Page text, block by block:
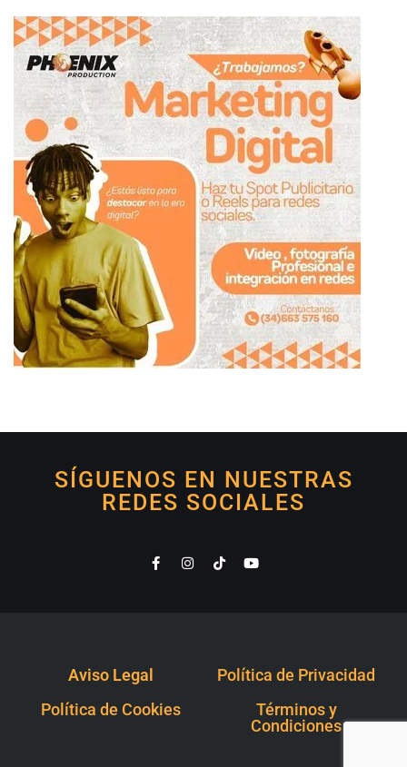
SÍGUENOS EN NUESTRAS
REDES SOCIALES
Aviso Legal
Política de Privacidad
Política de Cookies
Términos y
Condiciones